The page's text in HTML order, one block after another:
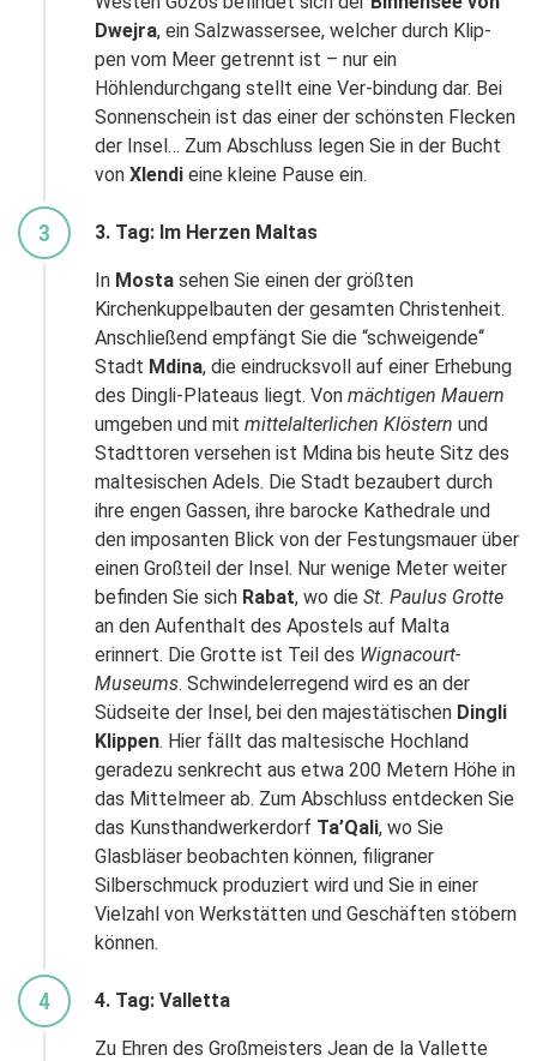
Vorheriges Element
Teile diese Reise Teilen
Malta - Gruppenflugreise
Facebook
Twitter
WhatsApp
Telegram
per E-Mail senden
Dwejra, ein Salzwassersee, welcher durch Klip-
pen vom Meer getrennt ist – nur ein
Höhlendurchgang stellt eine Ver-bindung dar. Bei
Sonnenschein ist das einer der schönsten Flecken
der Insel… Zum Abschluss legen Sie in der Bucht
von Xlendi eine kleine Pause ein.
3 3. Tag: Im Herzen Maltas
In Mosta sehen Sie einen der größten
Kirchenkuppelbauten der gesamten Christenheit.
Anschließend empfängt Sie die “schweigende‘‘
Stadt Mdina, die eindrucksvoll auf einer Erhebung
des Dingli-Plateaus liegt. Von mächtigen Mauern
umgeben und mit mittelalterlichen Klöstern und
Stadttoren versehen ist Mdina bis heute Sitz des
maltesischen Adels. Die Stadt bezaubert durch
ihre engen Gassen, ihre barocke Kathedrale und
den imposanten Blick von der Festungsmauer über
einen Großteil der Insel. Nur wenige Meter weiter
befinden Sie sich Rabat, wo die St. Paulus Grotte
an den Aufenthalt des Apostels auf Malta
erinnert. Die Grotte ist Teil des Wignacourt-
Museums. Schwindelerregend wird es an der
Südseite der Insel, bei den majestätischen Dingli
Klippen. Hier fällt das maltesische Hochland
geradezu senkrecht aus etwa 200 Metern Höhe in
das Mittelmeer ab. Zum Abschluss entdecken Sie
das Kunsthandwerkerdorf Ta’Qali, wo Sie
Glasbläser beobachten können, filigraner
Silberschmuck produziert wird und Sie in einer
Vielzahl von Werkstätten und Geschäften stöbern
können.
4 4. Tag: Valletta
Zu Ehren des Großmeisters Jean de la Vallette
Wir sind auch über WhatsApp erreichbar! Über
unseren Status nehmen wir dich mit auf unsere
Reisen...
Scanne den CR-Code mit deinem Handy,
speichere uns als Kontakt ab und lege los!
Oder manuell +498432948220 speichern
Sende uns eine Nachricht mit "Ja" und
deinem vollständigen Namen
Klicke bei WhatsApp auf Status. Sobald ein
neuer Status verfügbar ist, wird er dir hier
angezeigt
Stelle uns Fragen, kommentiere unseren
Status, sende uns Aregungen oder melde
dich zu Reisen an - ganz bequem per Handy.
Wir freuen uns auf Nachrichten!
Jetzt QR Code scannen!